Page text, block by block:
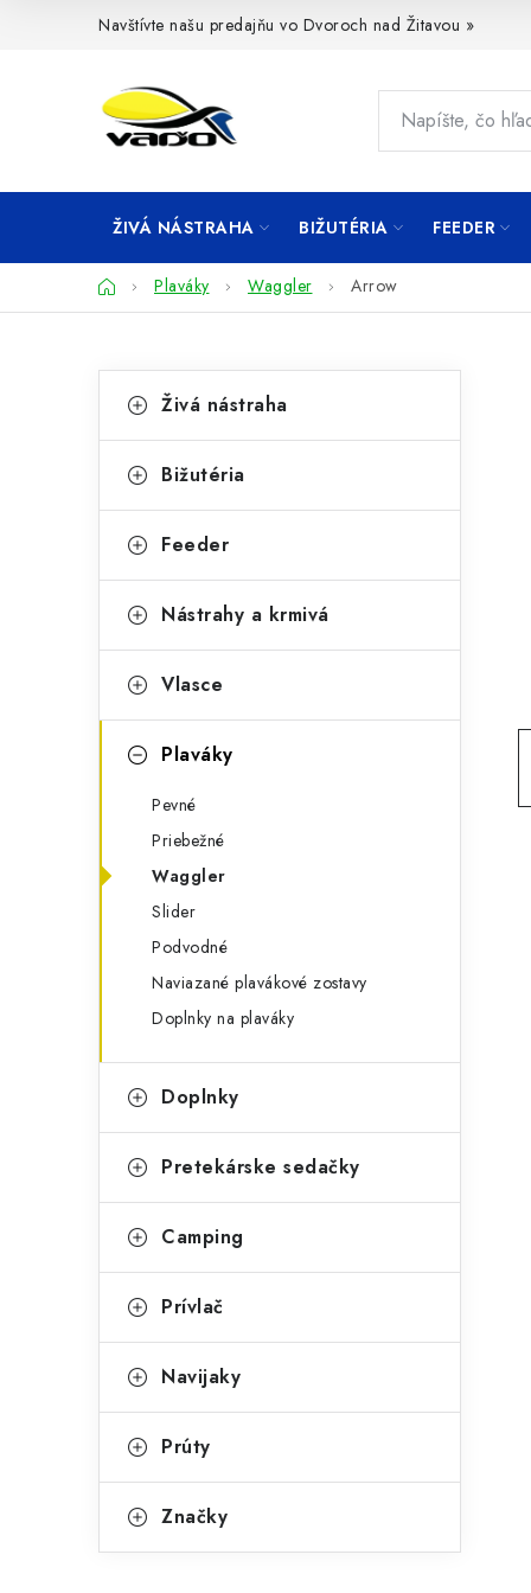
Navštívte našu predajňu vo Dvoroch nad Žitavou »
ŽIVÁ NÁSTRAHA BIŽUTÉRIA FEEDER
DomovPlaváky Waggler Arrow
o
n
ý
a
n
kategórie
a
e
ó
i
Živá nástraha
Bižutéria
Feeder
Nástrahy a krmivá
Vlasce
Plaváky
Pevné
Priebežné
Waggler
Slider
Podvodné
Naviazané plavákové zostavy
Doplnky na plaváky
Doplnky
Pretekárske sedačky
Camping
Prívlač
Navijaky
Prúty
Značky